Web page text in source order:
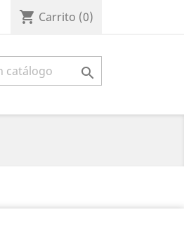
shopping_cart Carrito (0)
